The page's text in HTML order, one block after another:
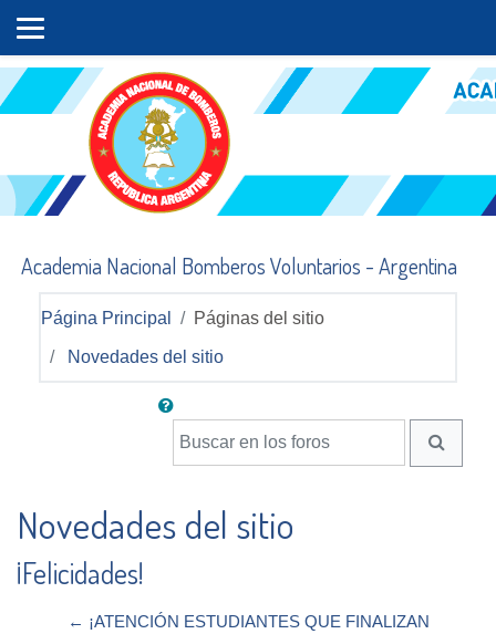
Academia Nacional Bomberos Voluntarios - Argentina
Página Principal Páginas del sitio
Novedades del sitio
Buscar en los foros
Novedades del sitio
¡Felicidades!
← ¡ATENCIÓN ESTUDIANTES QUE FINALIZAN